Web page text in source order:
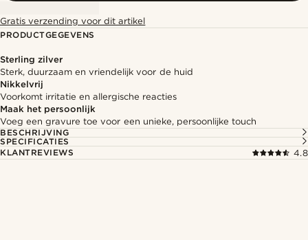
Gratis verzending voor dit artikel
PRODUCTGEGEVENS
Sterling zilver
Sterk, duurzaam en vriendelijk voor de huid
Nikkelvrij
Voorkomt irritatie en allergische reacties
Maak het persoonlijk
Voeg een gravure toe voor een unieke, persoonlijke touch
BESCHRIJVING
SPECIFICATIES
KLANTREVIEWS
4.8